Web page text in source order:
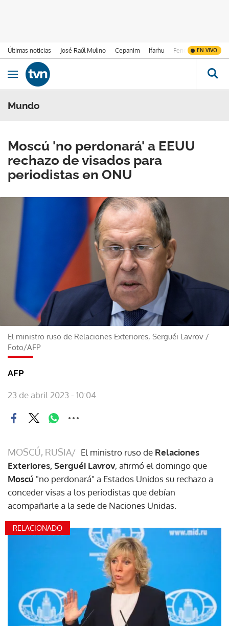
Últimas noticias José Raúl Mulino Cepanim Ifarhu Fenómeno de El
EN VIVO
Ir al contenido
Obrir navegació
Mundo
Moscú 'no perdonará' a EEUU
rechazo de visados para
periodistas en ONU
El ministro ruso de Relaciones Exteriores, Serguéi Lavrov /
Foto/AFP
AFP
23 de abril 2023 - 10:04
MOSCÚ, RUSIA/ El ministro ruso de Relaciones
Exteriores, Serguéi Lavrov, afirmó el domingo que
Moscú "no perdonará" a Estados Unidos su rechazo a
conceder visas a los periodistas que debían
acompañarle a la sede de Naciones Unidas.
RELACIONADO